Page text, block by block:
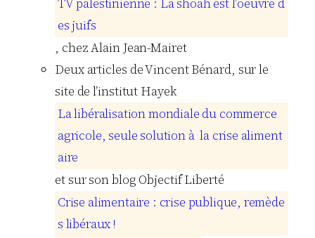
TVpalestinienne : Lashoahestl’oeuvre d
es juifs
, chez Alain Jean-Mairet
Deux articles de Vincent Bénard, sur le
site de l’institut Hayek
Lalibéralisationmondiale du commerce
agricole, seule solution à la crise aliment
aire
et sur son blog Objectif Liberté
Crise alimentaire : crise publique, remède
s libéraux !